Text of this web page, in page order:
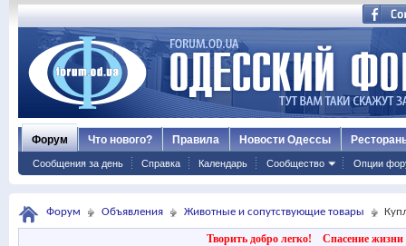
Форум
Сообщения за день Справка Календарь Сообщество Опции
Что нового? Правила Новости Одессы
Форум Объявления Животные и сопутствующие товары
Творить добро легко! Спасение жизни